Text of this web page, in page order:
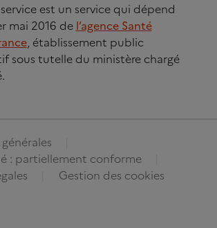
est un service qui dépend
mai 2016 de l’agence Santé
, établissement public
sous tutelle du ministère chargé
: partiellement conforme
Gestion des cookies